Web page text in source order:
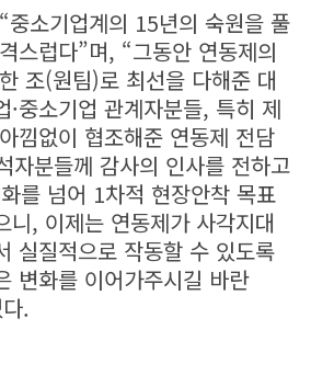
중소기업계의 15년의 숙원을 풀
스럽다”며, “그동안 연동제의
조(원팀)로 최선을 다해준 대
·중소기업 관계자분들, 특히 제
낌없이 협조해준 연동제 전담
자분들께 감사의 인사를 전하고
를 넘어 1차적 현장안착 목표
니, 이제는 연동제가 사각지대
실질적으로 작동할 수 있도록
변화를 이어가주시길 바란
.